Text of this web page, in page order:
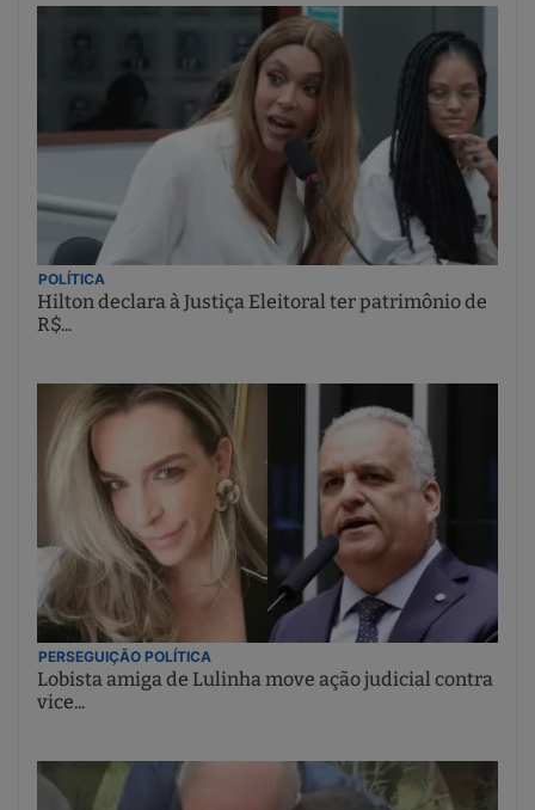
POLÍTICA
Hilton declara à Justiça Eleitoral ter patrimônio de
R$...
PERSEGUIÇÃO POLÍTICA
Lobista amiga de Lulinha move ação judicial contra
vice...